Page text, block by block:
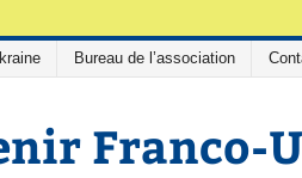
Bureau de l’association
Franco-